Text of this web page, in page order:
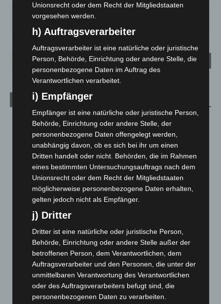
Aktuelle Beiträge
Niedersachsen: Feuerwehrkräfte kehren nach
Waldbrandeinsatz aus Spanien zurück
7. August 2026
Hannover: Erste Tigermücken-Population in Niedersachsen
entdeckt
7. August 2026
Brand im „Haus der Begegnung“ in Neuwarmbüchen schnell
eingedämmt
6. August 2026
Region Hannover: 21 neue Notfallsanitäter starten beim
Roten Kreuz
5. August 2026
Mann läuft mit Hockeyschläger über A7 – Polizei sucht
Unionsrecht oder dem Recht der Mitgliedstaaten
vorgesehen werden.
h) Auftragsverarbeiter
Auftragsverarbeiter ist eine natürliche oder juristische
Person, Behörde, Einrichtung oder andere Stelle, die
personenbezogene Daten im Auftrag des
Verantwortlichen verarbeitet.
i) Empfänger
Empfänger ist eine natürliche oder juristische Person,
Behörde, Einrichtung oder andere Stelle, der
personenbezogene Daten offengelegt werden,
unabhängig davon, ob es sich bei ihr um einen
Dritten handelt oder nicht. Behörden, die im Rahmen
eines bestimmten Untersuchungsauftrags nach dem
Unionsrecht oder dem Recht der Mitgliedstaaten
möglicherweise personenbezogene Daten erhalten,
gelten jedoch nicht als Empfänger.
j) Dritter
Dritter ist eine natürliche oder juristische Person,
Behörde, Einrichtung oder andere Stelle außer der
betroffenen Person, dem Verantwortlichen, dem
Auftragsverarbeiter und den Personen, die unter der
unmittelbaren Verantwortung des Verantwortlichen
oder des Auftragsverarbeiters befugt sind, die
personenbezogenen Daten zu verarbeiten.